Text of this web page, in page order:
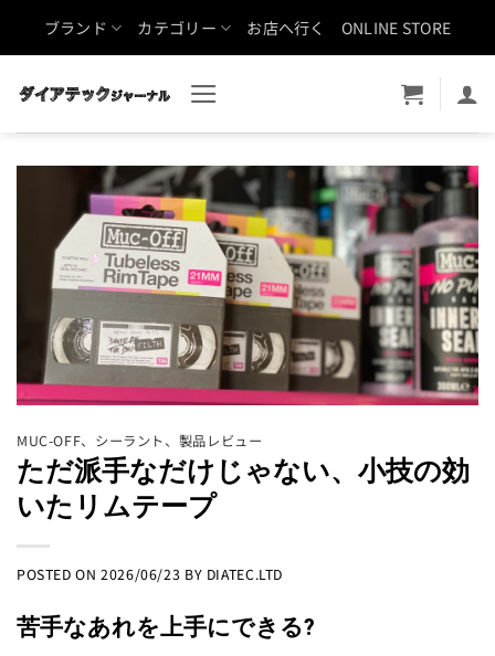
ブランド カテゴリー お店へ行く ONLINE STORE
MUC-OFF、 シーラント、 製品レビュー
ただ派手なだけじゃない、小技の効
いたリムテープ
POSTED ON2026/06/23 BY DIATEC.LTD
苦手なあれを上手にできる?